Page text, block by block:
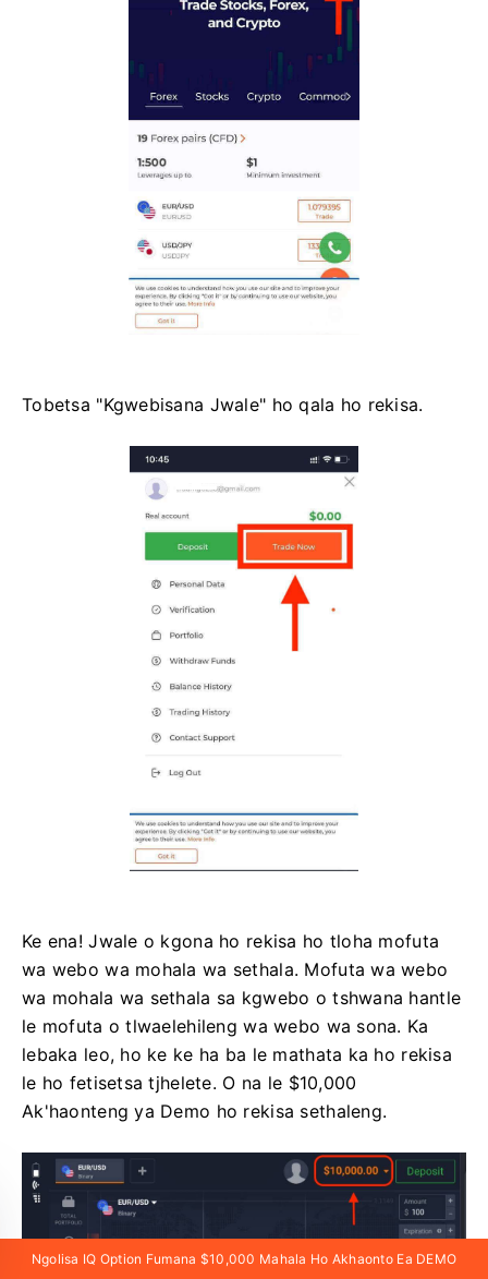
Tobetsa "Kgwebisana Jwale" ho qala ho rekisa.
Ke ena! Jwale o kgona ho rekisa ho tloha mofuta
wa webo wa mohala wa sethala. Mofuta wa webo
wa mohala wa sethala sa kgwebo o tshwana hantle
le mofuta o tlwaelehileng wa webo wa sona. Ka
lebaka leo, ho ke ke ha ba le mathata ka ho rekisa
le ho fetisetsa tjhelete. O na le $10,000
Ak'haonteng ya Demo ho rekisa sethaleng.
Ngolisa IQ Option Fumana $10,000 Mahala Ho Akhaonto Ea DEMO